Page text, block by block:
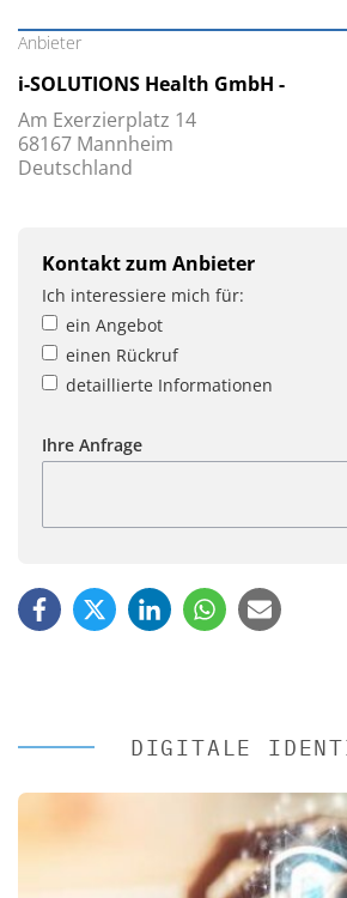
Anbieter
i-SOLUTIONS Health GmbH -
Am Exerzierplatz 14
68167 Mannheim
Deutschland
Kontakt zum Anbieter
Ich interessiere mich für:
ein Angebot
einen Rückruf
detaillierte Informationen
Ihre Anfrage
DIGITALE